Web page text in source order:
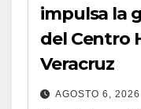
impulsa la
del Centro
Veracruz
AGOSTO 6, 2026